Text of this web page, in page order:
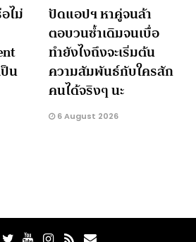
ไม่
น
ปัดแอปฯ หาคู่จนล้า
ตอบวนซ้ำเดิมจนเบื่อ
ทำยังไงถึงจะเริ่มต้น
ความสัมพันธ์กับใครสัก
คนได้จริงๆ นะ
6 August 2026